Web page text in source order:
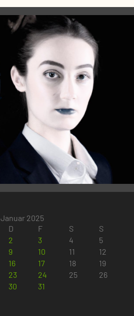
Januar 2025
D F S
S
2 3 4
5
9 10 11
12
16 17 18
19
23 24 25
26
30 31